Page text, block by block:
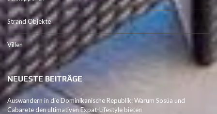
Strand Objekte
Villen
NEUESTE BEITRÄGE
Auswandern in die Dominikanische Republik: Warum Sosúa und
Cabarete den ultimativen Expat-Lifestyle bieten